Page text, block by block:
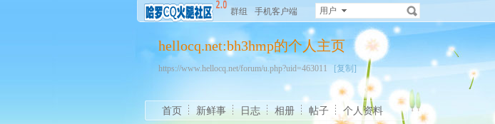
群组 手机客户端 用户
hellocq.net:bh3hmp的个人主页
https://www.hellocq.net/forum/u.php?uid=463011 [复制]
首页 新鲜事 日志 相册 帖子 个人资料